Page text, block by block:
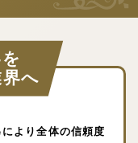
へ
より全体の信頼度